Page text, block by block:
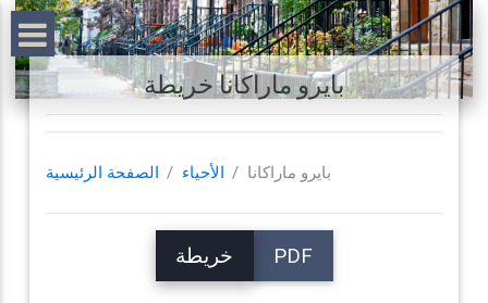
بايرو ماراكانا خريطة
الصفحة الرئيسية الأحياء بايرو ماراكانا
خريطة PDF